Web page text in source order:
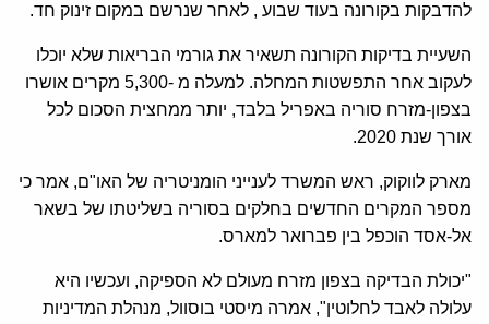
להדבקות בקורונה בעוד שבוע , לאחר שנרשם במקום זינוק חד.
השעיית בדיקות הקורונה תשאיר את גורמי הבריאות שלא יוכלו
לעקוב אחר התפשטות המחלה. למעלה מ -5,300 מקרים אושרו
בצפון-מזרח סוריה באפריל בלבד, יותר ממחצית הסכום לכל
אורך שנת 2020.
מארק לווקוק, ראש המשרד לענייני הומניטריה של האו"ם, אמר כי
מספר המקרים החדשים בחלקים בסוריה בשליטתו של בשאר
אל-אסד הוכפל בין פברואר למארס.
"יכולת הבדיקה בצפון מזרח מעולם לא הספיקה, ועכשיו היא
עלולה לאבד לחלוטין", אמרה מיסטי בוסוול, מנהלת המדיניות